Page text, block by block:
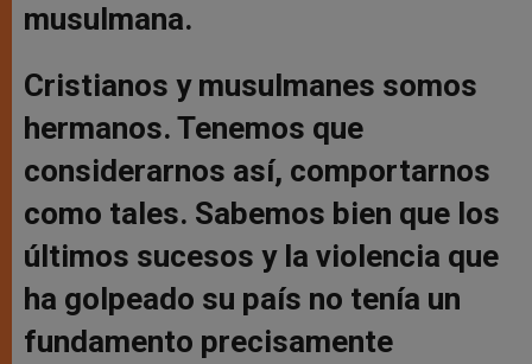
musulmana.
Cristianos y musulmanes somos
hermanos. Tenemos que
considerarnos así, comportarnos
como tales. Sabemos bien que los
últimos sucesos y la violencia que
ha golpeado su país no tenía un
fundamento precisamente